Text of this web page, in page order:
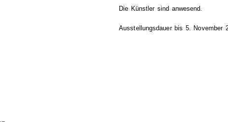
Die Künstler sind anwesend.
Ausstellungsdauer bis 5. November